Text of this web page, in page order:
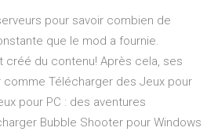
pour savoir combien de
que le mod a fournie.
créé du contenu! Après cela, ses
Télécharger des Jeux pour
pour PC : des aventures
Bubble Shooter pour Windows